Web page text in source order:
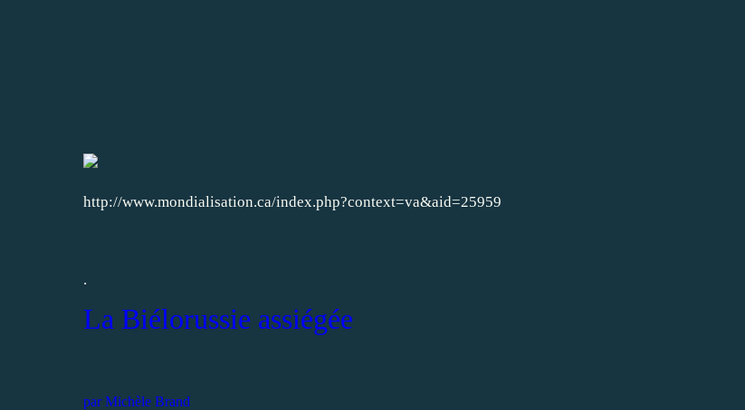
http://www.mondialisation.ca/index.php?context=va&aid=25959
.
La Biélorussie assiégée
par Michèle Brand